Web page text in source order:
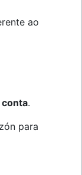
ao
.
para